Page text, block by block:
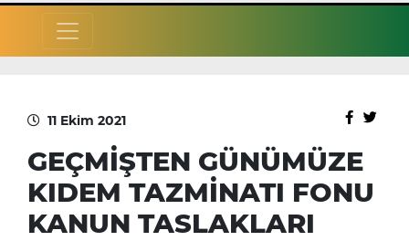
11 Ekim 2021
GEÇMİŞTEN GÜNÜMÜZE
KIDEM TAZMİNATI FONU
KANUN TASLAKLARI